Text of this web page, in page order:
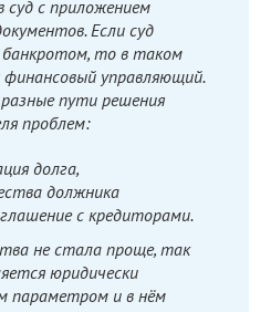
суд с приложением
Если суд
банкротом, то в таком
финансовый управляющий.
пути решения
проблем:
долга,
должника
с кредиторами.
не стала проще, так
юридически
параметром и в нём